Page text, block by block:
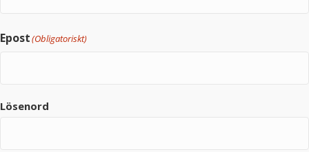
Epost(Obligatoriskt)
Lösenord
Lösenord